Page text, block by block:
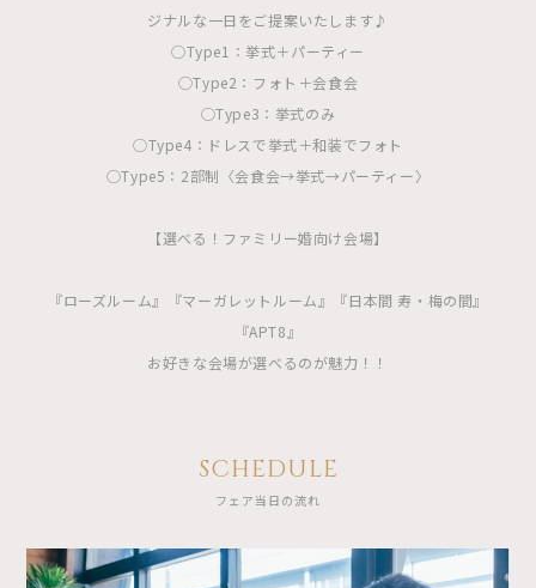
ジナルな一日をご提案いたします♪
◯Type1：挙式＋パーティー
◯Type2：フォト＋会食会
◯Type3：挙式のみ
◯Type4：ドレスで挙式＋和装でフォト
◯Type5：2部制〈会食会→挙式→パーティー〉
【選べる！ファミリー婚向け会場】
『ローズルーム』『マーガレットルーム』『日本間 寿・梅の間』
『APT8』
お好きな会場が選べるのが魅力！！
SCHEDULE
フェア当日の流れ